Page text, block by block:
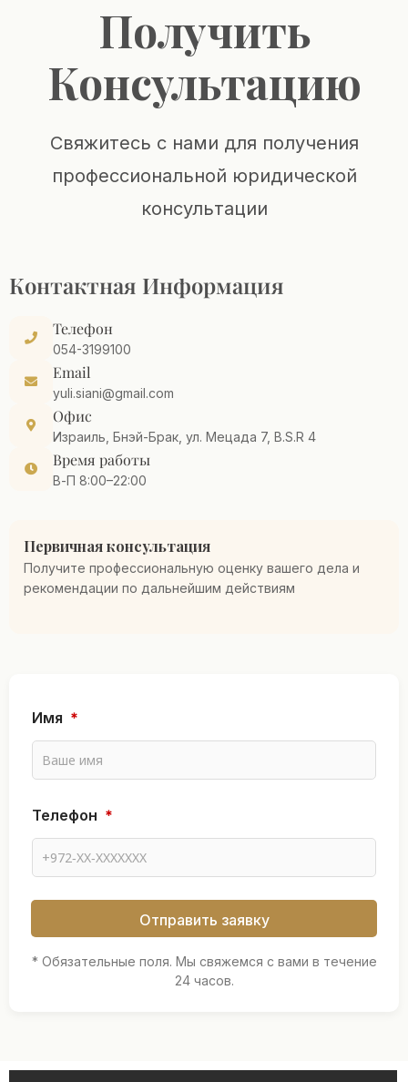
Получить
Консультацию
Свяжитесь с нами для получения
профессиональной юридической
консультации
Контактная Информация
Телефон
054-3199100
Email
yuli.siani@gmail.com
Офис
Израиль, Бнэй-Брак, ул. Мецада 7, B.S.R 4
Время работы
В-П 8:00–22:00
Первичная консультация
Получите профессиональную оценку вашего дела и
рекомендации по дальнейшим действиям
Имя *
е
л
ф
н
е
л
Телефон *
Отправить заявку
* Обязательные поля. Мы свяжемся с вами в течение
24 часов.